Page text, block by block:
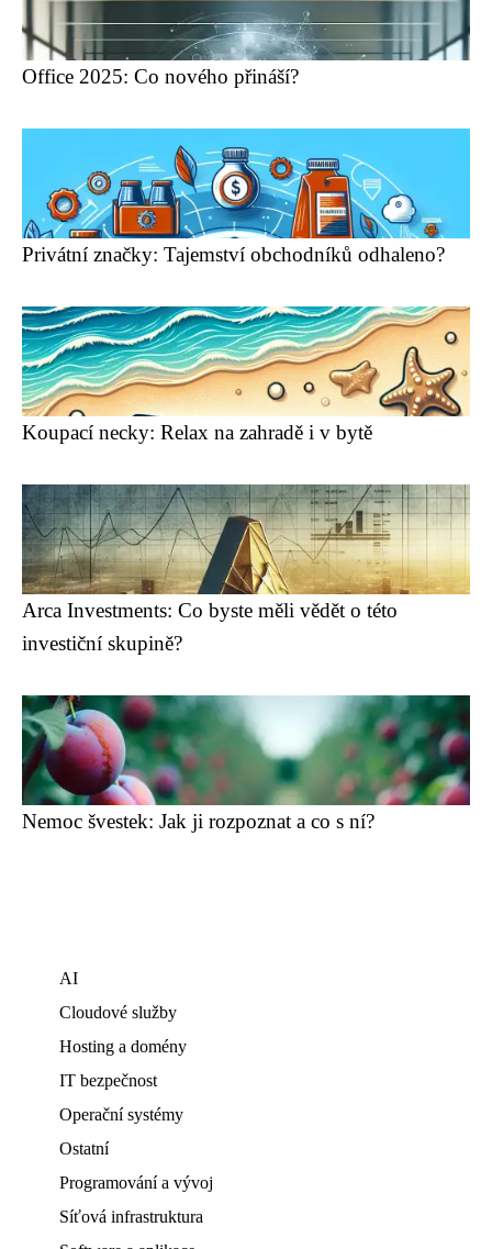
Office 2025: Co nového přináší?
Privátní značky: Tajemství obchodníků odhaleno?
Koupací necky: Relax na zahradě i v bytě
Arca Investments: Co byste měli vědět o této
investiční skupině?
Nemoc švestek: Jak ji rozpoznat a co s ní?
AI
Cloudové služby
Hosting a domény
IT bezpečnost
Operační systémy
Ostatní
Programování a vývoj
Síťová infrastruktura